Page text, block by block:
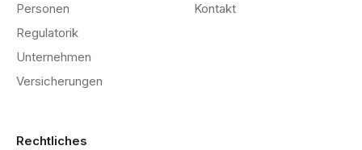
Personen
Regulatorik
Unternehmen
Versicherungen
Kontakt
Rechtliches